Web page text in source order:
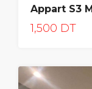
1,500 DT